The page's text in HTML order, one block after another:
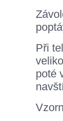
Při
poté